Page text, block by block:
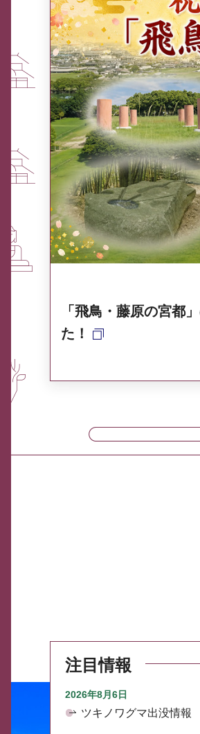
「飛鳥・藤原の宮都
た！
中東情勢や原油価格上昇の影響
を受ける中小企業向け相談窓口
について
ふるさと納税なら、奈良
注目情報
2026年8月6日
ツキノワグマ出没情報